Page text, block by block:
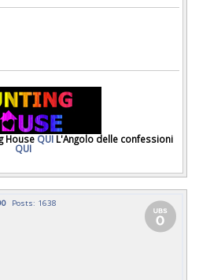
House QUI L'Angolo delle confessioni
QUI
Posts: 1638